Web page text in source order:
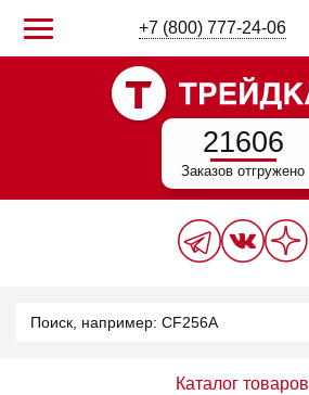
+7 (800) 777-24-06
21606
Заказов отгружено
Каталог товаров